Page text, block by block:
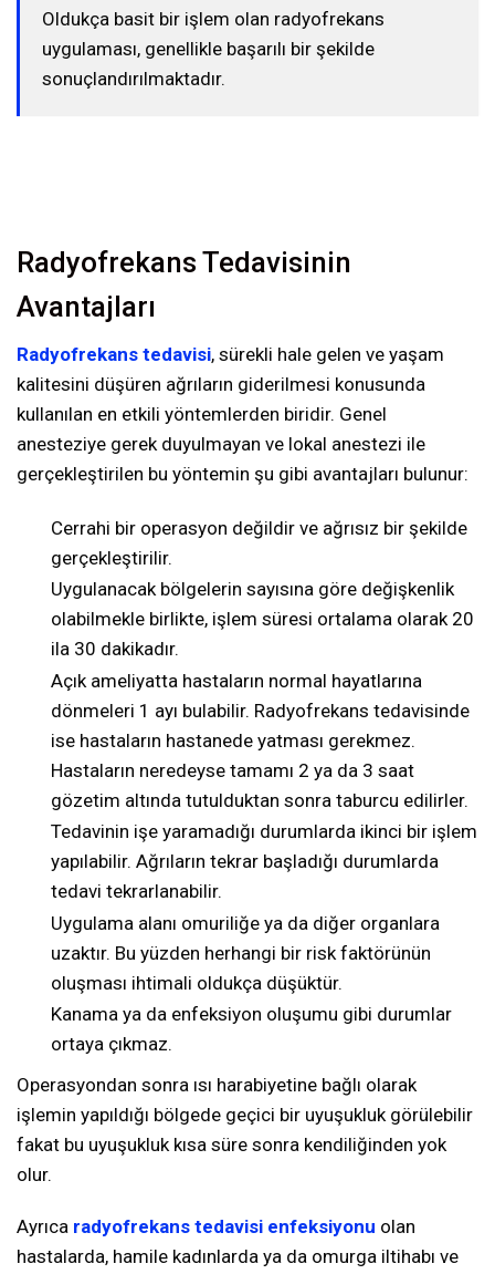
Oldukça basit bir işlem olan radyofrekans
uygulaması, genellikle başarılı bir şekilde
sonuçlandırılmaktadır.
Radyofrekans Tedavisinin
Avantajları
Radyofrekans tedavisi, sürekli hale gelen ve yaşam
kalitesini düşüren ağrıların giderilmesi konusunda
kullanılan en etkili yöntemlerden biridir. Genel
anesteziye gerek duyulmayan ve lokal anestezi ile
gerçekleştirilen bu yöntemin şu gibi avantajları bulunur:
Cerrahi bir operasyon değildir ve ağrısız bir şekilde
gerçekleştirilir.
Uygulanacak bölgelerin sayısına göre değişkenlik
olabilmekle birlikte, işlem süresi ortalama olarak 20
ila 30 dakikadır.
Açık ameliyatta hastaların normal hayatlarına
dönmeleri 1 ayı bulabilir. Radyofrekans tedavisinde
ise hastaların hastanede yatması gerekmez.
Hastaların neredeyse tamamı 2 ya da 3 saat
gözetim altında tutulduktan sonra taburcu edilirler.
Tedavinin işe yaramadığı durumlarda ikinci bir işlem
yapılabilir. Ağrıların tekrar başladığı durumlarda
tedavi tekrarlanabilir.
Uygulama alanı omuriliğe ya da diğer organlara
uzaktır. Bu yüzden herhangi bir risk faktörünün
oluşması ihtimali oldukça düşüktür.
Kanama ya da enfeksiyon oluşumu gibi durumlar
ortaya çıkmaz.
Operasyondan sonra ısı harabiyetine bağlı olarak
işlemin yapıldığı bölgede geçici bir uyuşukluk görülebilir
fakat bu uyuşukluk kısa süre sonra kendiliğinden yok
olur.
Ayrıca radyofrekans tedavisi enfeksiyonu olan
hastalarda, hamile kadınlarda ya da omurga iltihabı ve